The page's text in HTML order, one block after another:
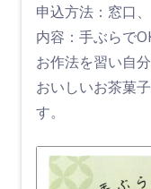
申込方法：窓口
内容：手ぶらで
お作法を習い自
おいしいお茶菓
す。